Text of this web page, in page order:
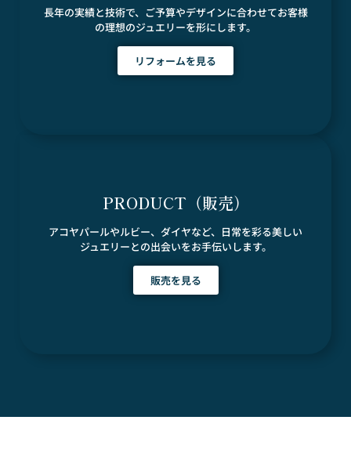
長年の実績と技術で、ご予算やデザインに合わせてお客様
の理想のジュエリーを形にします。
リフォームを見る
PRODUCT（販売）
アコヤパールやルビー、ダイヤなど、日常を彩る美しい
ジュエリーとの出会いをお手伝いします。
販売を見る